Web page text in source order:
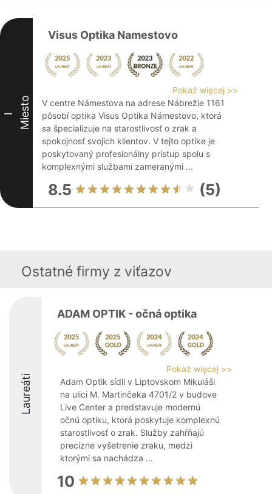
I Miesto
Visus Optika Namestovo
Pokaż więcej >>
V centre Námestova na adrese Nábrežie 1161
pôsobí optika Visus Optika Námestovo, ktorá
sa špecializuje na starostlivosť o zrak a
spokojnosť svojich klientov. V tejto optike je
poskytovaný profesionálny prístup spolu s
komplexnými službami zameranými ...
8.5 (5)
Ostatné firmy z viťazov
Laureáti
ADAM OPTIK - očná optika
Pokaż więcej >>
Adam Optik sídli v Liptovskom Mikuláši
na ulici M. Martinčeka 4701/2 v budove
Live Center a predstavuje modernú
očnú optiku, ktorá poskytuje komplexnú
starostlivosť o zrak. Služby zahŕňajú
precízne vyšetrenie zraku, medzi
ktorými sa nachádza ...
10